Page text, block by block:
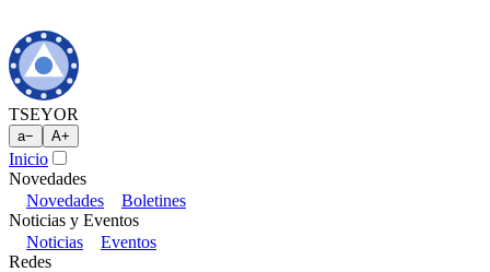
TSEYOR
a− A+
Inicio
Novedades
Novedades
Boletines
Noticias y Eventos
Noticias
Eventos
Redes